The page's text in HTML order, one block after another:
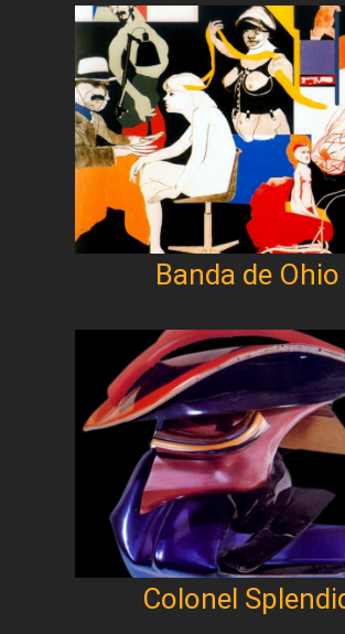
Banda de Ohio
Colonel